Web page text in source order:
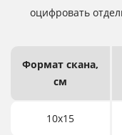
оцифровать
Формат скана,
см
10х15